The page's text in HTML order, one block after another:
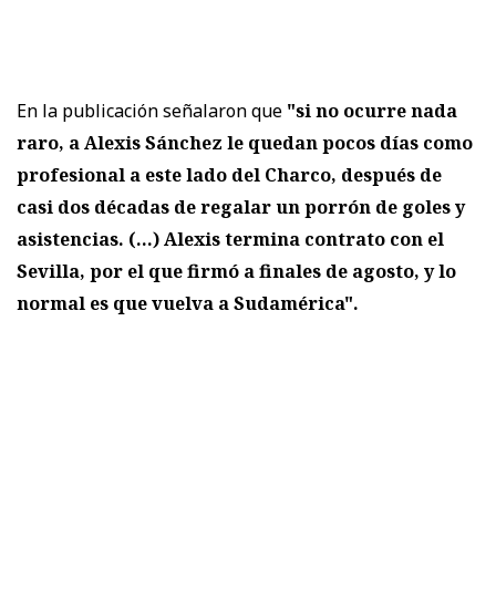
En la publicación señalaron que "si no ocurre nada
raro, a Alexis Sánchez le quedan pocos días como
profesional a este lado del Charco, después de
casi dos décadas de regalar un porrón de goles y
asistencias. (...) Alexis termina contrato con el
Sevilla, por el que firmó a finales de agosto, y lo
normal es que vuelva a Sudamérica".